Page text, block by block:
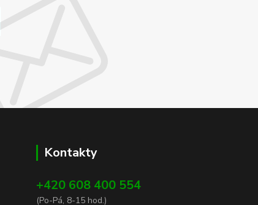
Kontakty
+420 608 400 554
(Po-Pá, 8-15 hod.)